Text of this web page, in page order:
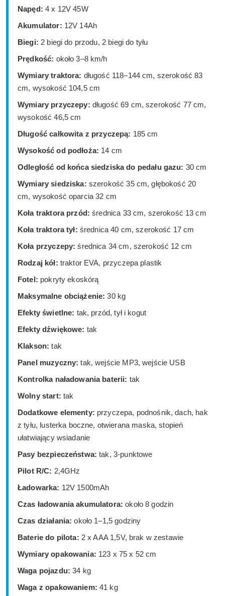
Napęd: 4 x 12V 45W
Akumulator: 12V 14Ah
Biegi: 2 biegi do przodu, 2 biegi do tyłu
Prędkość: około 3–8 km/h
Wymiary traktora: długość 118–144 cm, szerokość 83
cm, wysokość 104,5 cm
Wymiary przyczepy: długość 69 cm, szerokość 77 cm,
wysokość 46,5 cm
Długość całkowita z przyczepą: 185 cm
Wysokość od podłoża: 14 cm
Odległość od końca siedziska do pedału gazu: 30 cm
Wymiary siedziska: szerokość 35 cm, głębokość 20
cm, wysokość oparcia 32 cm
Koła traktora przód: średnica 33 cm, szerokość 13 cm
Koła traktora tył: średnica 40 cm, szerokość 17 cm
Koła przyczepy: średnica 34 cm, szerokość 12 cm
Rodzaj kół: traktor EVA, przyczepa plastik
Fotel: pokryty ekoskórą
Maksymalne obciążenie: 30 kg
Efekty świetlne: tak, przód, tył i kogut
Efekty dźwiękowe: tak
Klakson: tak
Panel muzyczny: tak, wejście MP3, wejście USB
Kontrolka naładowania baterii: tak
Wolny start: tak
Dodatkowe elementy: przyczepa, podnośnik, dach, hak
z tyłu, lusterka boczne, otwierana maska, stopień
ułatwiający wsiadanie
Pasy bezpieczeństwa: tak, 3-punktowe
Pilot R/C: 2,4GHz
Ładowarka: 12V 1500mAh
Czas ładowania akumulatora: około 8 godzin
Czas działania: około 1–1,5 godziny
Baterie do pilota: 2 x AAA 1,5V, brak w zestawie
Wymiary opakowania: 123 x 75 x 52 cm
Waga pojazdu: 34 kg
Waga z opakowaniem: 41 kg